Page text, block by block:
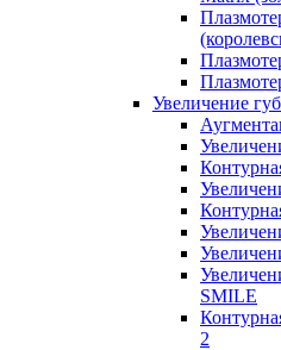
Увеличение губ
SMILE
2